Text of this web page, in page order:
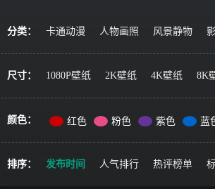
分类： 卡通动漫 人物画照 风景静物
艺术绘画
宇宙星空 军事科技
尺寸： 1080P壁纸 2K壁纸 4K壁纸 8K
颜色： 红色 粉色 紫色 蓝
黄色
橙色 棕色 灰
彩色
排序： 发布时间 人气排行 热评榜单